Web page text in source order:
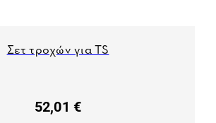
Σετ τροχών για TS
52,01 €